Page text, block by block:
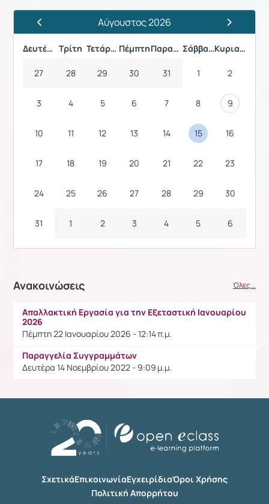
Προηγούμενος ΜήναςΑύγουστος 2026
Επόμενος
Δευτέρα Τρίτη Τετάρτη Πέμπτη Παρασκευή Σάββατο Κυριακή
27 28 29 30 31 1 2
3 4 5 6 7 8 9
10 11 12 13 14 15 16
17 18 19 20 21 22 23
24 25 26 27 28 29 30
31 1 2 3 4 5 6
Ανακοινώσεις Όλες...
Απαλλακτική Εργασία για την Εξεταστική Ιανουαρίου
2026
Πέμπτη 22 Ιανουαρίου 2026 - 12:14 π.μ.
Παραγγελία Συγγραμμάτων
Δευτέρα 14 Νοεμβρίου 2022 - 9:09 μ.μ.
ΣχετικάΕπικοινωνίαΕγχειρίδιαΌροι Χρήσης
Πολιτική Απορρήτου